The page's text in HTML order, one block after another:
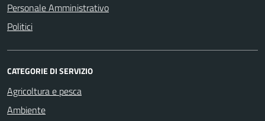
Personale Amministrativo
Politici
CATEGORIE DI SERVIZIO
Agricoltura e pesca
Ambiente